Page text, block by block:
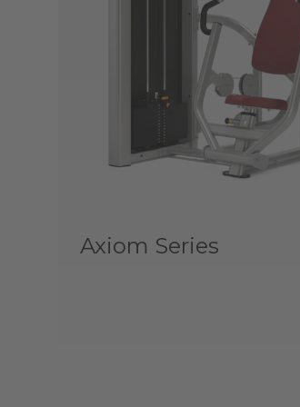
Axiom Series